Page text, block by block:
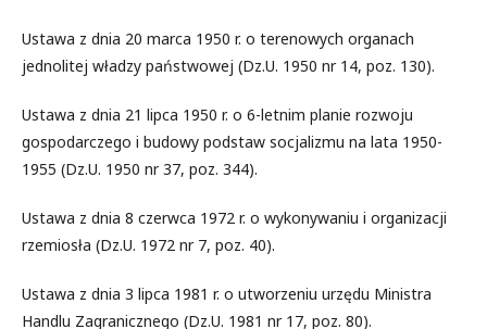
Ustawa z dnia 20 marca 1950 r. o terenowych organach
jednolitej władzy państwowej (Dz.U. 1950 nr 14, poz. 130).
Ustawa z dnia 21 lipca 1950 r. o 6-letnim planie rozwoju
gospodarczego i budowy podstaw socjalizmu na lata 1950-
1955 (Dz.U. 1950 nr 37, poz. 344).
Ustawa z dnia 8 czerwca 1972 r. o wykonywaniu i organizacji
rzemiosła (Dz.U. 1972 nr 7, poz. 40).
Ustawa z dnia 3 lipca 1981 r. o utworzeniu urzędu Ministra
Handlu Zagranicznego (Dz.U. 1981 nr 17, poz. 80).